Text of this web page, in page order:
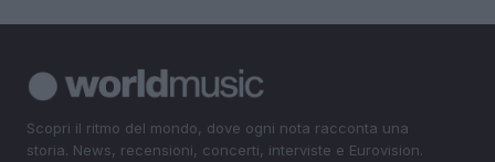
Scopri il ritmo del mondo, dove ogni nota racconta una
storia. News, recensioni, concerti, interviste e Eurovision.